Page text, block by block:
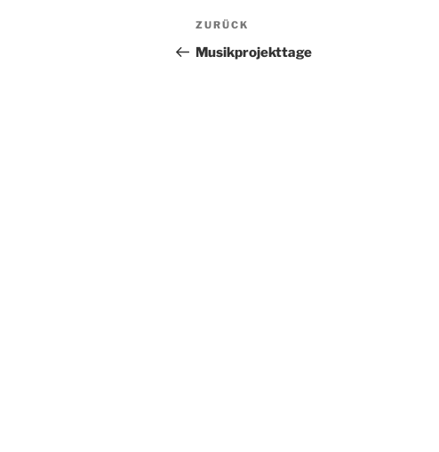
Beitragsnavigation
Vorheriger
Beitrag
ZURÜCK
Musikprojekttage